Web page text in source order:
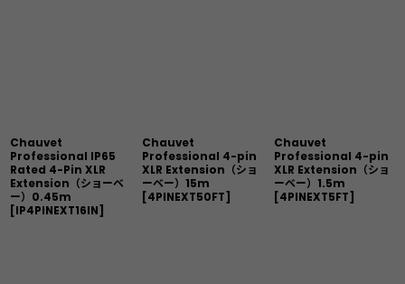
Chauvet
Professional IP65
Rated 4-Pin XLR
Extension（ショーベ
ー）0.45m
[IP4PINEXT16IN]
Chauvet
Professional 4-pin
XLR Extension（ショ
ーベー）15m
[4PINEXT50FT]
Chauvet
Professional 4-pin
XLR Extension（ショ
ーベー）1.5m
[4PINEXT5FT]